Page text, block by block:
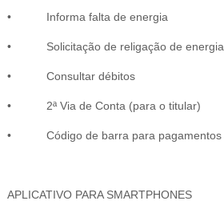
• Informa falta de energia
• Solicitação de religação de energia
• Consultar débitos
• 2ª Via de Conta (para o titular)
• Código de barra para pagamentos
APLICATIVO PARA SMARTPHONES